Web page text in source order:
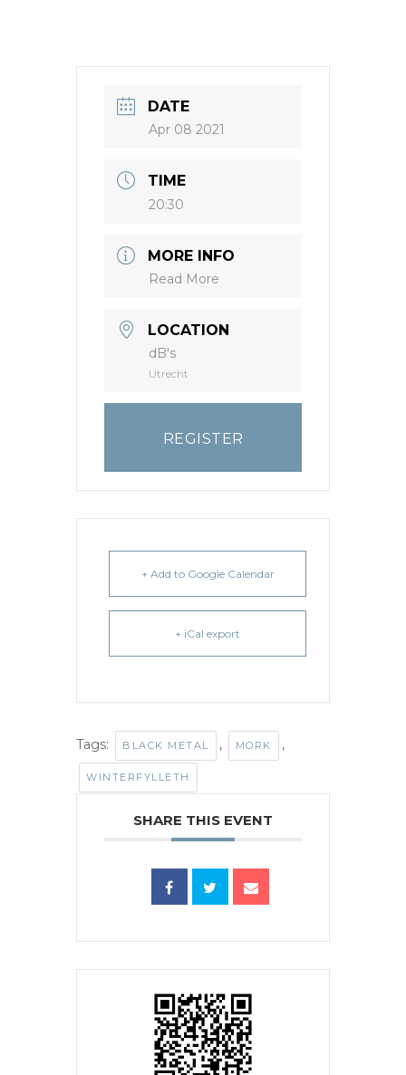
DATE
Apr 08 2021
TIME
20:30
MORE INFO
Read More
LOCATION
dB's
Utrecht
REGISTER
+ Add to Google Calendar
+ iCal export
Tags: BLACK METAL , MORK ,
WINTERFYLLETH
SHARE THIS EVENT